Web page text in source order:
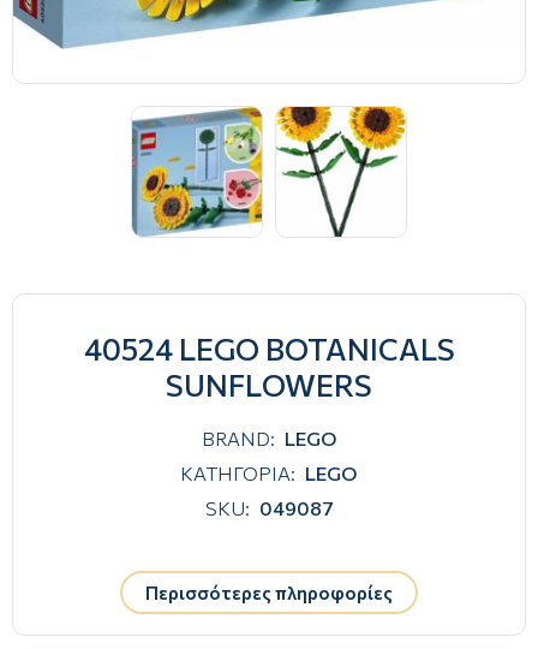
40524 LEGO BOTANICALS
SUNFLOWERS
BRAND: LEGO
ΚΑΤΗΓΟΡΙΑ: LEGO
SKU: 049087
Περισσότερες πληροφορίες